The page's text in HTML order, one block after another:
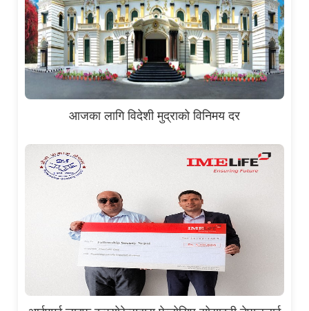
आजका लागि विदेशी मुद्राको विनिमय दर